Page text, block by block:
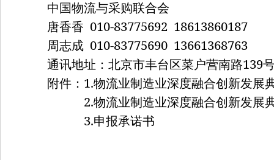
中国物流与采购联合会
唐香香 010-83775692 18613860187
周志成010-83775690 13661368763
通讯地址：北京市丰台区菜户营南路139
附件： 1.物流业制造业深度融合创新发展
2.物流业制造业深度融合创新发展
3.申报承诺书